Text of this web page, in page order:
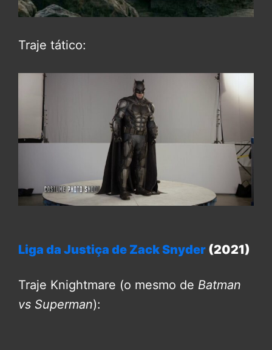
Traje tático:
Liga da Justiça de Zack Snyder (2021)
Traje Knightmare (o mesmo de Batman
vs Superman):